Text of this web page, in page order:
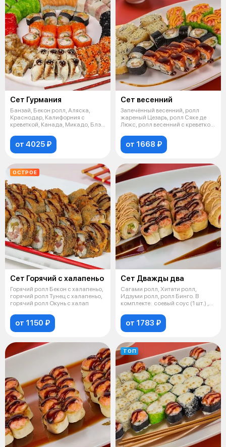
Сет Гурмания
Банзай, Бекон ролл, Аляска,
Краснодар, Калифорния с
креветкой, Канада, Микадо, Блэк
от 4025 ₽
Сет весенний
Запечённый весенний, ролл
жареный Цезарь, ролл Сяке де
Люкс, ролл весенний с креветкой.
от 1668 ₽
ОСТРОЕ
Сет Горячий с халапеньо
Горячий ролл Бекон с халапеньо,
горячий ролл Тунец с халапеньо,
горячий ролл Окунь с халап
от 1150 ₽
Сет Дважды два
Сагами ролл, Хитати ролл,
Идзуми ролл, ролл Бинго. В
комплекте: соевый соус (1 шт.) ,
от 1783 ₽
ТОП